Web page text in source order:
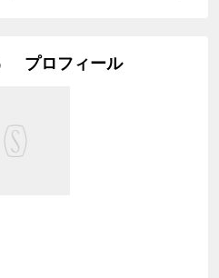
プロフィール